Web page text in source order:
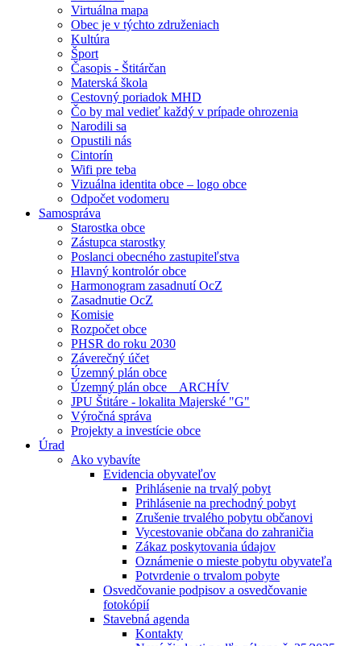
Virtuálna mapa
Obec je v týchto združeniach
Kultúra
Šport
Časopis - Štitárčan
Materská škola
Cestovný poriadok MHD
Čo by mal vedieť každý v prípade ohrozenia
Narodili sa
Opustili nás
Cintorín
Wifi pre teba
Vizuálna identita obce – logo obce
Odpočet vodomeru
Samospráva
Starostka obce
Zástupca starostky
Poslanci obecného zastupiteľstva
Hlavný kontrolór obce
Harmonogram zasadnutí OcZ
Zasadnutie OcZ
Komisie
Rozpočet obce
PHSR do roku 2030
Záverečný účet
Územný plán obce
Územný plán obce _ ARCHÍV
JPU Štitáre - lokalita Majerské "G"
Výročná správa
Projekty a investície obce
Úrad
Ako vybavíte
Evidencia obyvateľov
Prihlásenie na trvalý pobyt
Prihlásenie na prechodný pobyt
Zrušenie trvalého pobytu občanovi
Vycestovanie občana do zahraničia
Zákaz poskytovania údajov
Oznámenie o mieste pobytu obyvateľa
Potvrdenie o trvalom pobyte
Osvedčovanie podpisov a osvedčovanie
fotokópií
Stavebná agenda
Kontakty